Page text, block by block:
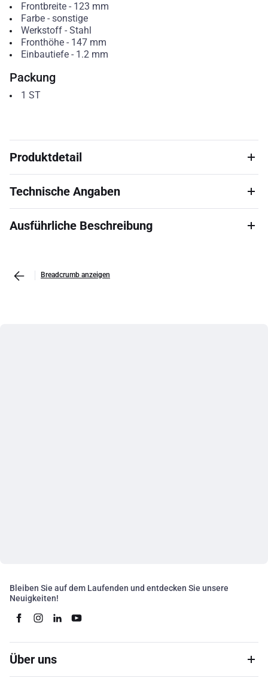
Frontbreite- 123 mm
Farbe- sonstige
Werkstoff- Stahl
Fronthöhe- 147 mm
Einbautiefe- 1.2 mm
Packung
1 ST
Produktdetail
Technische Angaben
Ausführliche Beschreibung
Breadcrumb anzeigen
Bleiben Sie auf dem Laufenden und entdecken Sie unsere
Neuigkeiten!
Über uns